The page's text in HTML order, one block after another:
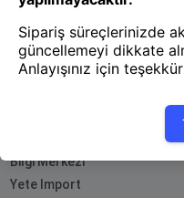
Uygulamayı İndir
Bilgi Merkezi
Yete Import